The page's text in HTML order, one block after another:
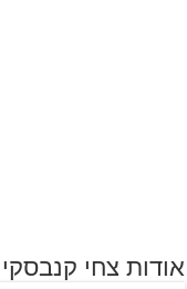
אודות צחי קנבסקי